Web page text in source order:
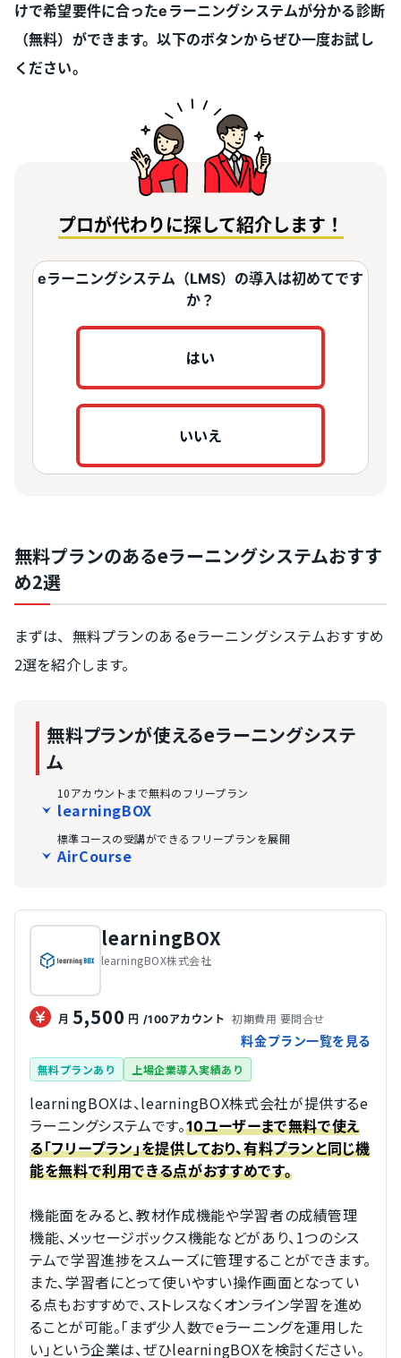
けで希望要件に合ったeラーニングシステムが分かる診断
（無料）ができます。以下のボタンからぜひ一度お試し
ください。
プロが代わりに探して紹介します！
eラーニングシステム（LMS）の導入は初めてです
か？
はい
いいえ
無料プランのあるeラーニングシステムおすす
め2選
まずは、無料プランのあるeラーニングシステムおすすめ
2選を紹介します。
無料プランが使えるeラーニングシステ
ム
10アカウントまで無料のフリープラン
learningBOX
標準コースの受講ができるフリープランを展開
AirCourse
learningBOX
learningBOX株式会社
月 5,500 円 /100アカウント
初期費用 要問合せ
料金プラン一覧を見る
無料プランあり
上場企業導入実績あり
learningBOXは、learningBOX株式会社が提供するe
ラーニングシステムです。10ユーザーまで無料で使え
る「フリープラン」を提供しており、有料プランと同じ機
能を無料で利用できる点がおすすめです。
機能面をみると、教材作成機能や学習者の成績管理
機能、メッセージボックス機能などがあり、1つのシス
テムで学習進捗をスムーズに管理することができます。
また、学習者にとって使いやすい操作画面となってい
る点もおすすめで、ストレスなくオンライン学習を進め
ることが可能。「まず少人数でeラーニングを運用した
い」という企業は、ぜひlearningBOXを検討ください。